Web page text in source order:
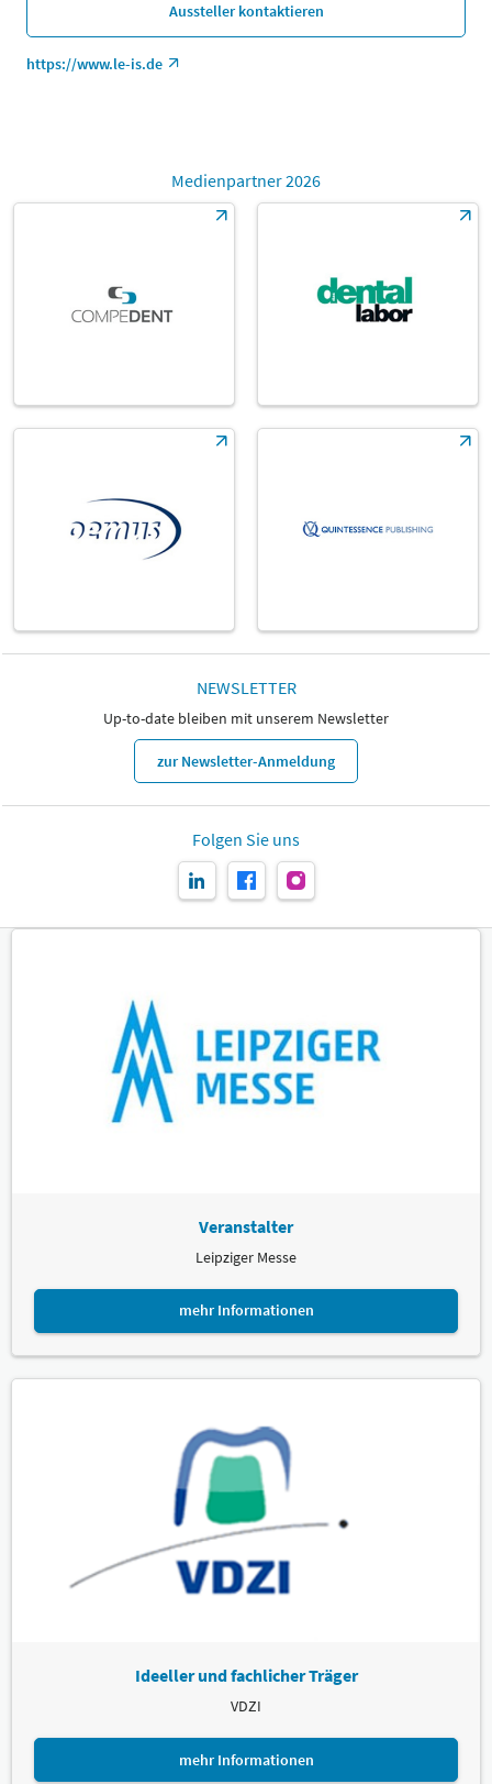
Aussteller kontaktieren
https://www.le-is.de
Medienpartner 2026
NEWSLETTER
Up-to-date bleiben mit unserem Newsletter
zur Newsletter-Anmeldung
Folgen Sie uns
Veranstalter
Leipziger Messe
mehr Informationen
Ideeller und fachlicher Träger
VDZI
mehr Informationen